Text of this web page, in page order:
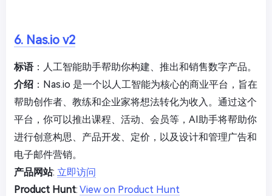
6. Nas.io v2
标语：人工智能助手帮助你构建、推出和销售数字产品。
介绍 ：Nas.io 是一个以人工智能为核心的商业平台，旨在
帮助创作者、教练和企业家将想法转化为收入。通过这个
平台，你可以推出课程、活动、会员等，AI助手将帮助你
进行创意构思、产品开发、定价，以及设计和管理广告和
电子邮件营销。
产品网站: 立即访问
Product Hunt: View on Product Hunt